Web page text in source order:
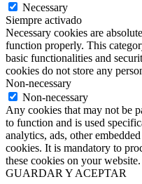
Necessary
Siempre activado
Necessary cookies are
function properly. This
basic functionalities and
cookies do not store any
Non-necessary
Non-necessary
Any cookies that may not be
to function and is used
analytics, ads, other
cookies. It is mandatory to
these cookies on your website.
GUARDAR Y ACEPTAR